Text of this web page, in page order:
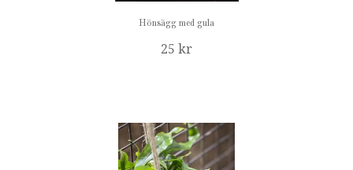
Hönsägg med gula
25 kr